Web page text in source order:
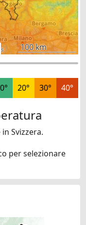
100 km
20° 30° 40°
Svizzera.
per selezionare